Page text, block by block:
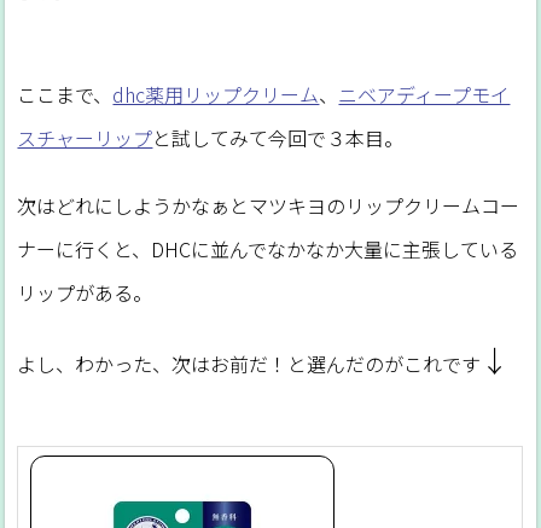
ここまで、 dhc薬用リップクリーム、 ニベアディープモイ
スチャーリップと試してみて今回で３本目。
次はどれにしようかなぁとマツキヨのリップクリームコー
ナーに行くと、DHCに並んでなかなか大量に主張している
リップがある。
よし、わかった、次はお前だ！と選んだのがこれです ↓